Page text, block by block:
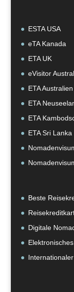
ESTA USA
eTA Kanada
ETA UK
eVisitor
ETA Australien
ETA
ETA
ETA Sri Lanka
Beste
Digitale